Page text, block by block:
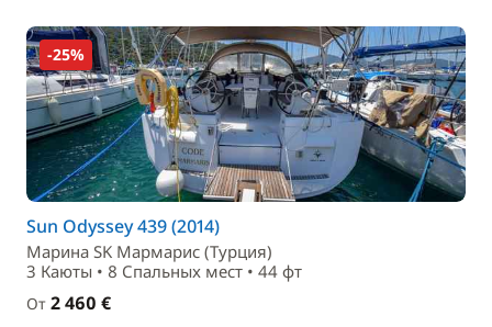
-25%
Sun Odyssey 439 (2014)
Маринa SK Мармарис (Турция)
3 Каюты • 8 Спальныx мест • 44 фт
От 2 460 €